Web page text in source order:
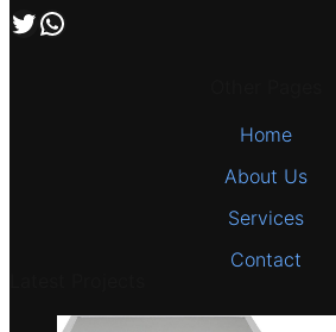
تابعنا علي صفحة التويتر اتصل بنا علي طريق الوتساب
Home
About Us
Services
Contact